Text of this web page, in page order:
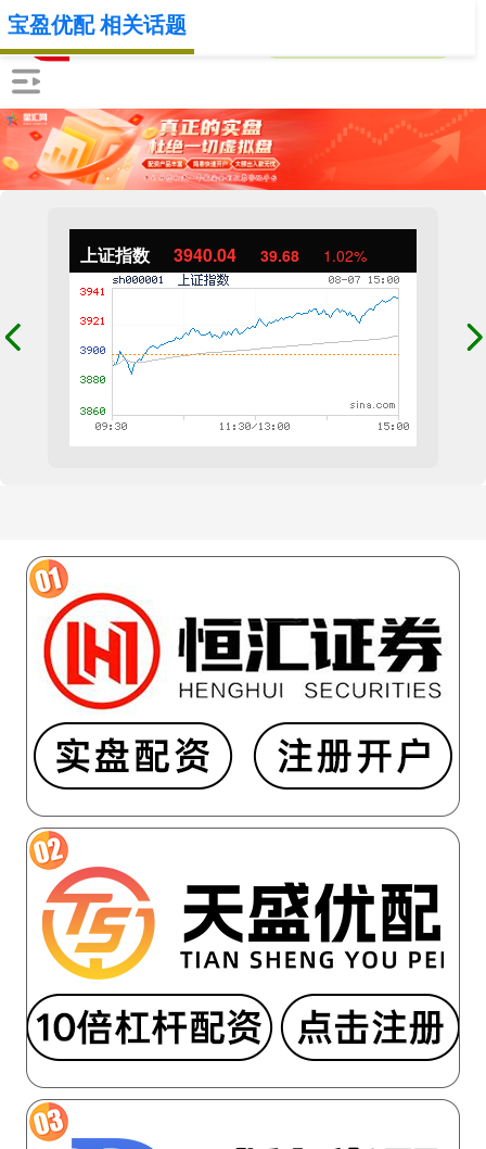
上证指数 3940.04 39.68 1.02%
宝盈优配 相关话题